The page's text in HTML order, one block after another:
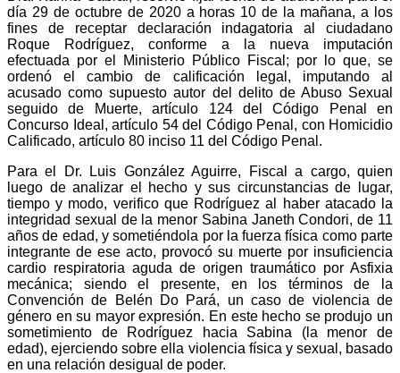
día 29 de octubre de 2020 a horas 10 de la mañana, a los
fines de receptar declaración indagatoria al ciudadano
Roque Rodríguez, conforme a la nueva imputación
efectuada por el Ministerio Público Fiscal; por lo que, se
ordenó el cambio de calificación legal, imputando al
acusado como supuesto autor del delito de Abuso Sexual
seguido de Muerte, artículo 124 del Código Penal en
Concurso Ideal, artículo 54 del Código Penal, con Homicidio
Calificado, artículo 80 inciso 11 del Código Penal.
Para el Dr. Luis González Aguirre, Fiscal a cargo, quien
luego de analizar el hecho y sus circunstancias de lugar,
tiempo y modo, verifico que Rodríguez al haber atacado la
integridad sexual de la menor Sabina Janeth Condori, de 11
años de edad, y sometiéndola por la fuerza física como parte
integrante de ese acto, provocó su muerte por insuficiencia
cardio respiratoria aguda de origen traumático por Asfixia
mecánica; siendo el presente, en los términos de la
Convención de Belén Do Pará, un caso de violencia de
género en su mayor expresión. En este hecho se produjo un
sometimiento de Rodríguez hacia Sabina (la menor de
edad), ejerciendo sobre ella violencia física y sexual, basado
en una relación desigual de poder.